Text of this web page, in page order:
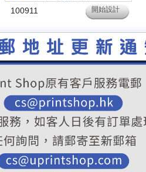
100911 開始設計